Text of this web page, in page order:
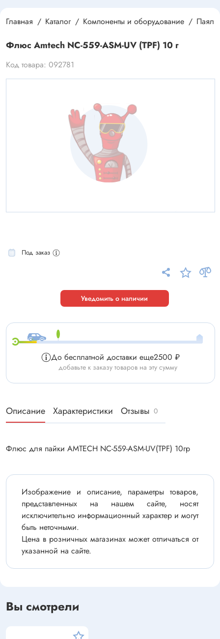
Главная Каталог Компоненты и оборудование
Флюс Amtech NC-559-ASM-UV (TPF) 10 г
Код товара: 092781
Под заказ
Уведомить о наличии
До бесплатной доставки еще2500 ₽
добавьте к заказу товаров на эту сумму
Описание Характеристики Отзывы 0
Флюс для пайки AMTECH NC-559-ASM-UV(TPF) 10гр
Изображение и описание, параметры товаров,
представленных на нашем сайте, носят
исключительно информационный характер и могут
быть неточными.
Цена в розничных магазинах может отличаться от
указанной на сайте.
Вы смотрели